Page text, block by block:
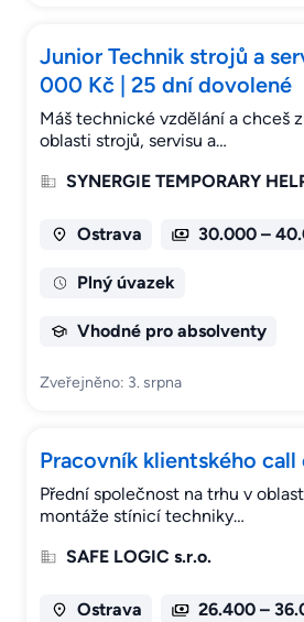
Junior Technik strojů a
000 Kč | 25 dní dovolené
Máš technické vzdělání a chceš
oblasti strojů, servisu a…
SYNERGIE TEMPORARY
Ostrava 30.000 –
Plný úvazek
Vhodné pro absolventy
Zveřejněno: 3. srpna
Pracovník klientského call
Přední společnost na trhu v
montáže stínicí techniky…
SAFE LOGIC s.r.o.
Ostrava 26.400 –